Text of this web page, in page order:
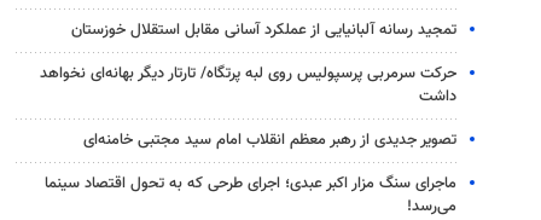
تمجید رسانه آلبانیایی از عملکرد آسانی مقابل استقلال خوزستان
حرکت سرمربی پرسپولیس روی لبه پرتگاه/ تارتار دیگر بهانه‌ای نخواهد
داشت
تصویر جدیدی از رهبر معظم انقلاب امام سید مجتبی خامنه‌ای
ماجرای سنگ مزار اکبر عبدی؛ اجرای طرحی که به تحول اقتصاد سینما
می‌رسد!